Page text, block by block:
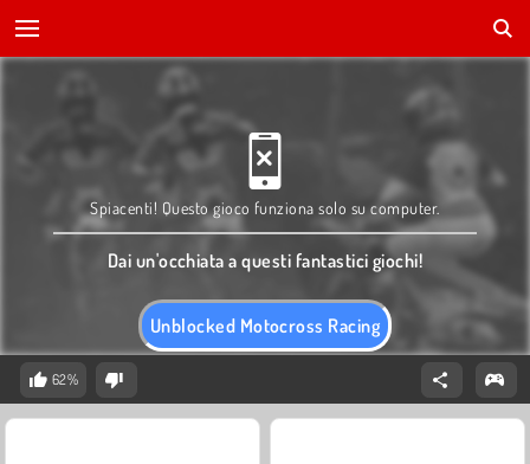
Unblocked Motocross Racing
Spiacenti! Questo gioco funziona solo su computer.
Dai un'occhiata a questi fantastici giochi!
62%